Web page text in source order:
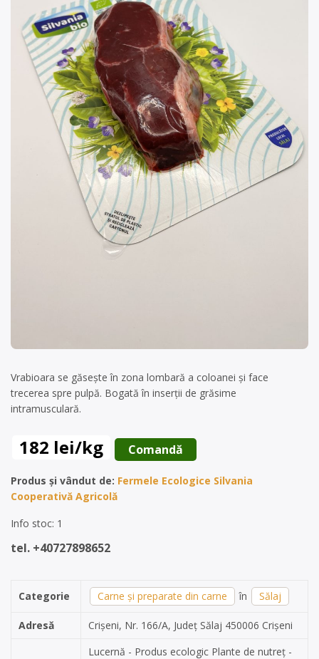
Vrabioara se găsește în zona lombară a coloanei și face
trecerea spre pulpă. Bogată în inserții de grăsime
intramusculară.
182 lei/kg Comandă
Produs și vândut de: Fermele Ecologice Silvania
Cooperativă Agricolă
Info stoc: 1
tel. +40727898652
Categorie Carne și preparate din carne în Sălaj
Adresă Crișeni, Nr. 166/A, Județ Sălaj 450006 Crișeni
Lucernă - Produs ecologic Plante de nutreț -